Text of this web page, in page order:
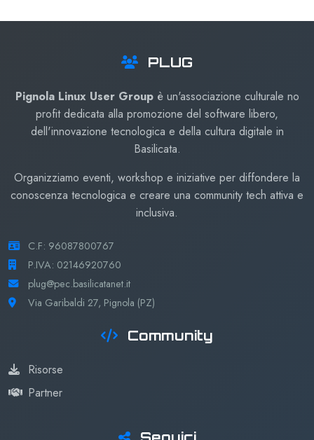
PLUG
Pignola Linux User Groupè un'associazione culturale no
profit dedicata alla promozione del software libero,
dell'innovazione tecnologica e della cultura digitale in
Basilicata.
Organizziamo eventi, workshop e iniziative per diffondere la
conoscenza tecnologica e creare una community tech attiva e
inclusiva.
C.F: 96087800767
P.IVA: 02146920760
plug@pec.basilicatanet.it
Via Garibaldi 27, Pignola (PZ)
Community
Risorse
Partner